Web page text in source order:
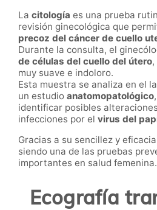
La citología es una prueba
revisión ginecológica que
precoz del cáncer de cuello
Durante la consulta, el
de células del cuello del útero
muy suave e indoloro.
Esta muestra se analiza en el
un estudio anatomopatológico
identificar posibles
infecciones por el virus del
Gracias a su sencillez y
siendo una de las pruebas
importantes en salud femenina.
Ecografía